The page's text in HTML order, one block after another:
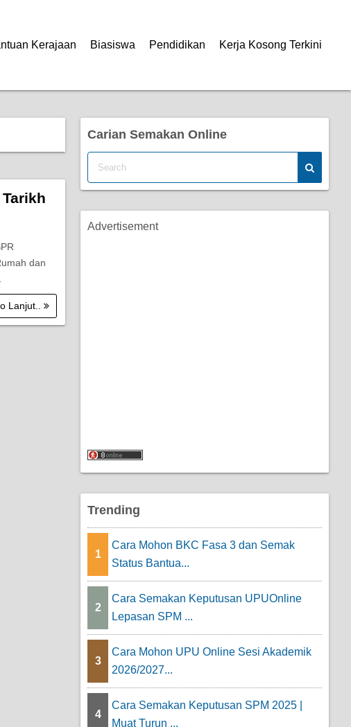
Kerajaan Biasiswa Pendidikan Kerja Kosong Terkini
dan
Lanjut..
Carian Semakan Online
Advertisement
Trending
1
Cara Mohon BKC Fasa 3 dan Semak
Status Bantua...
2
Cara Semakan Keputusan UPUOnline
Lepasan SPM ...
3
Cara Mohon UPU Online Sesi Akademik
2026/2027...
4
Cara Semakan Keputusan SPM 2025 |
Muat Turun ...